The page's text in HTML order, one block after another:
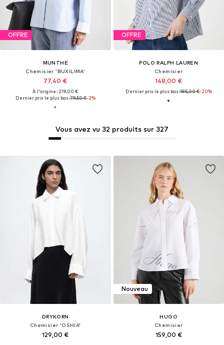
OFFRE
MUNTHE
Chemisier 'BUXILIMA'
77,40 €
À l'origine : 219,00 €
Dernier prix le plus bas :79,50 €-2%
OFFRE
POLO RALPH LAUREN
Chemisier
148,00 €
Dernier prix le plus bas :185,00 €-20%
DRYKORN
Chemisier 'OSHIA'
129,00 €
Vous avez vu 32 produits sur 327
Nouveau
HUGO
Chemisier
159,00 €